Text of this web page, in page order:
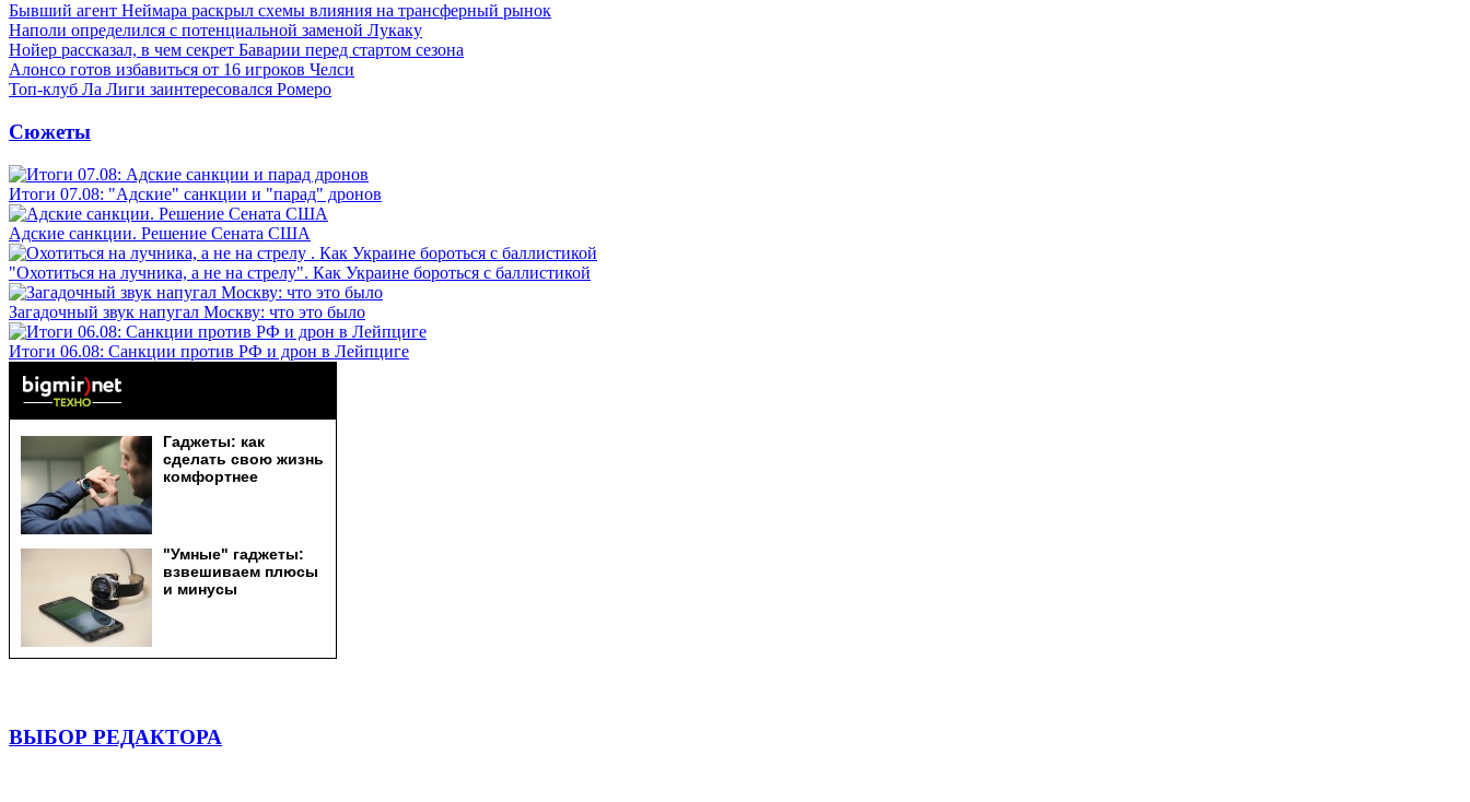
Бывший агент Неймара раскрыл схемы влияния на трансферный рынок
Наполи определился с потенциальной заменой Лукаку
Нойер рассказал, в чем секрет Баварии перед стартом сезона
Алонсо готов избавиться от 16 игроков Челси
Топ-клуб Ла Лиги заинтересовался Ромеро
Сюжеты
Итоги 07.08: "Адские" санкции и "парад" дронов
Адские санкции. Решение Сената США
"Охотиться на лучника, а не на стрелу". Как Украине бороться с баллистикой
Загадочный звук напугал Москву: что это было
Итоги 06.08: Санкции против РФ и дрон в Лейпциге
ВЫБОР РЕДАКТОРА